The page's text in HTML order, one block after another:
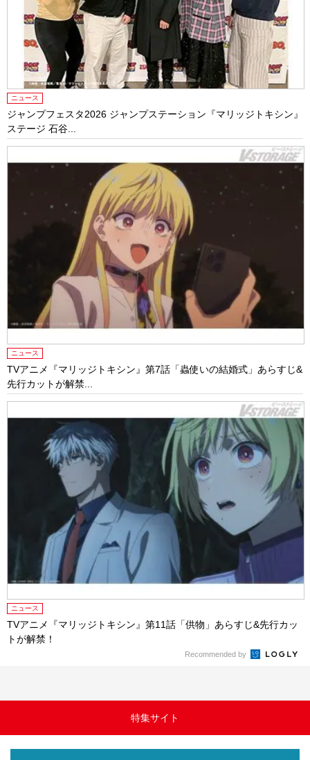
ニュース
ジャンプフェスタ2026 ジャンプステーション『マリッジトキシン』
ステージ 石谷...
ニュース
TVアニメ『マリッジトキシン』第7話「蟲使いの結婚式」あらすじ&
先行カットが解禁...
ニュース
TVアニメ『マリッジトキシン』第11話「供物」あらすじ&先行カッ
トが解禁！
Recommended by
特集サイト